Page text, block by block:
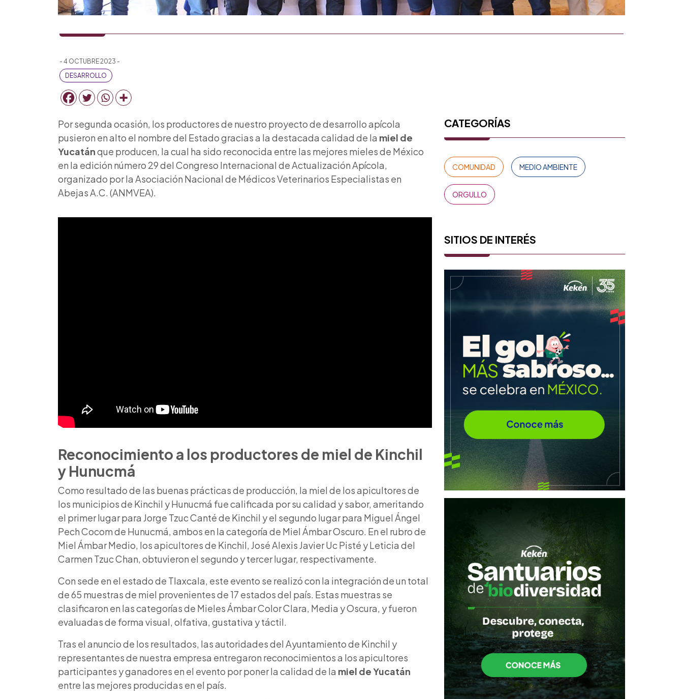
- 4 OCTUBRE 2023 -
DESARROLLO
Por segunda ocasión, los productores de nuestro proyecto de desarrollo apícola
pusieron en alto el nombre del Estado gracias a la destacada calidad de la miel de
Yucatánque producen, la cual ha sido reconocida entre las mejores mieles de México
en la edición número 29 del Congreso Internacional de Actualización Apícola,
organizado por la Asociación Nacional de Médicos Veterinarios Especialistas en
Abejas A.C. (ANMVEA).
Reconocimiento a los productores de miel de Kinchil
y Hunucmá
Como resultado de las buenas prácticas de producción, la miel de los apicultores de
los municipios de Kinchil y Hunucmá fue calificada por su calidad y sabor, ameritando
el primer lugar para Jorge Tzuc Canté de Kinchil y el segundo lugar para Miguel Ángel
Pech Cocom de Hunucmá, ambos en la categoría de Miel Ámbar Oscuro. En el rubro de
Miel Ámbar Medio, los apicultores de Kinchil, José Alexis Javier Uc Pisté y Leticia del
Carmen Tzuc Chan, obtuvieron el segundo y tercer lugar, respectivamente.
Con sede en el estado de Tlaxcala, este evento se realizó con la integración de un total
de 65 muestras de miel provenientes de 17 estados del país. Estas muestras se
clasificaron en las categorías de Mieles Ámbar Color Clara, Media y Oscura, y fueron
evaluadas de forma visual, olfativa, gustativa y táctil.
Tras el anuncio de los resultados, las autoridades del Ayuntamiento de Kinchil y
representantes de nuestra empresa entregaron reconocimientos a los apicultores
participantes y ganadores en el evento por poner la calidad de la miel de Yucatán
entre las mejores producidas en el país.
CATEGORÍAS
COMUNIDAD MEDIO AMBIENTE
ORGULLO
SITIOS DE INTERÉS